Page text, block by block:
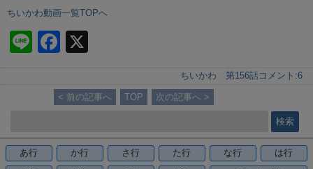
ちいかわ動画一覧TOPへ
Li
n
e
F
a
c
e
o
ちいかわ 第156話 コメント:6
< 前の記事へ TOP 次の記事へ >
あ行 か行 さ行 た行 な行
は行